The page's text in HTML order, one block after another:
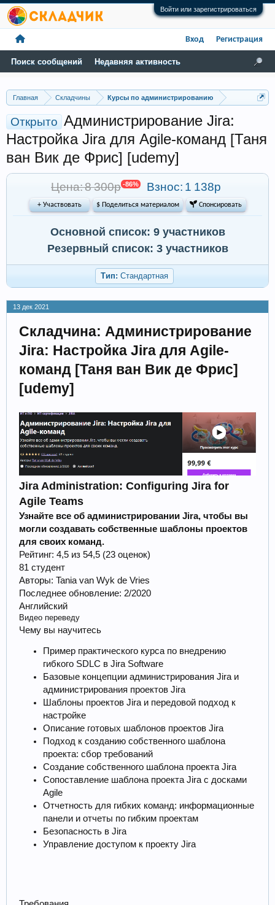
Войти или зарегистрироваться
Главная Складчины Курсы по администрированию
Открыто Администрирование Jira:
Настройка Jira для Agile-команд [Таня
ван Вик де Фрис] [udemy]
Цена: 8 300р -86% Взнос: 1 138р
+ Участвовать $ Поделиться материалом  Спонсировать
Основной список: 9 участников
Резервный список: 3 участников
Тип: Стандартная
13 дек 2021
Складчина: Администрирование
Jira: Настройка Jira для Agile-
команд [Таня ван Вик де Фрис]
[udemy]
Jira Administration: Configuring Jira for
Agile Teams
Узнайте все об администрировании Jira, чтобы вы
могли создавать собственные шаблоны проектов
для своих команд.
Рейтинг: 4,5 из 54,5 (23 оценок)
81 студент
Авторы: Tania van Wyk de Vries
Последнее обновление: 2/2020
Английский
Видео переведу
Чему вы научитесь
Пример практического курса по внедрению
гибкого SDLC в Jira Software
Базовые концепции администрирования Jira и
администрирования проектов Jira
Шаблоны проектов Jira и передовой подход к
настройке
Описание готовых шаблонов проектов Jira
Подход к созданию собственного шаблона
проекта: сбор требований
Создание собственного шаблона проекта Jira
Сопоставление шаблона проекта Jira с досками
Agile
Отчетность для гибких команд: информационные
панели и отчеты по гибким проектам
Безопасность в Jira
Управление доступом к проекту Jira
Поиск сообщений Недавняя активность
Вход Регистрация